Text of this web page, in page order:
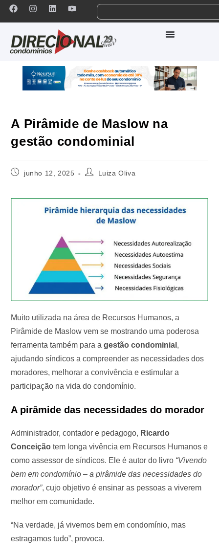
A Pirâmide de Maslow na
gestão condominial
junho 12, 2025 Luiza Oliva
Muito utilizada na área de Recursos Humanos, a
Pirâmide de Maslow vem se mostrando uma poderosa
ferramenta também para agestão condominial ,
ajudando síndicos a compreender as necessidades dos
moradores, melhorar a convivência e estimular a
participação na vida do condomínio.
A pirâmide das necessidades do morador
Administrador, contador e pedagogo, Ricardo
Conceição tem longa vivência em Recursos Humanos e
como assessor de síndicos. Ele é autor do livro “Vivendo
bem em condomínio – a pirâmide das necessidades do
morador”, cujo objetivo é ensinar as pessoas a viverem
melhor em comunidade.
“Na verdade, já vivemos bem em condomínio, mas
estragamos tudo”, provoca.